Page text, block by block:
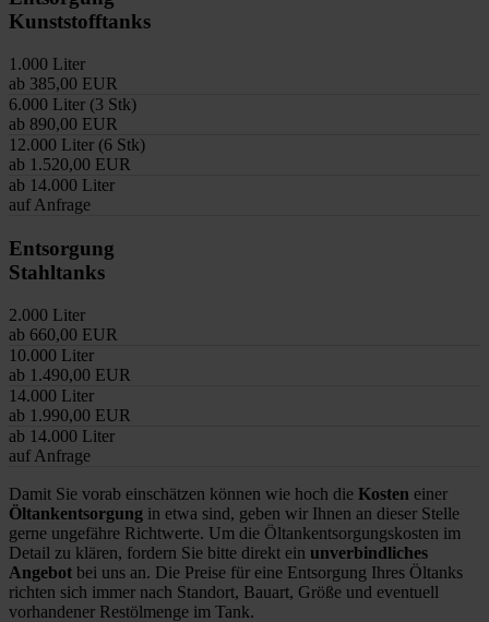
Kunststofftanks
1.000 Liter
ab 385,00 EUR
6.000 Liter (3 Stk)
ab 890,00 EUR
12.000 Liter (6 Stk)
ab 1.520,00 EUR
ab 14.000 Liter
auf Anfrage
Entsorgung
Stahltanks
2.000 Liter
ab 660,00 EUR
10.000 Liter
ab 1.490,00 EUR
14.000 Liter
ab 1.990,00 EUR
ab 14.000 Liter
auf Anfrage
Damit Sie vorab einschätzen können wie hoch die Kosten einer
Öltankentsorgung in etwa sind, geben wir Ihnen an dieser Stelle
gerne ungefähre Richtwerte. Um die Öltankentsorgungskosten im
Detail zu klären, fordern Sie bitte direkt ein unverbindliches
Angebot bei uns an. Die Preise für eine Entsorgung Ihres Öltanks
richten sich immer nach Standort, Bauart, Größe und eventuell
vorhandener Restölmenge im Tank.